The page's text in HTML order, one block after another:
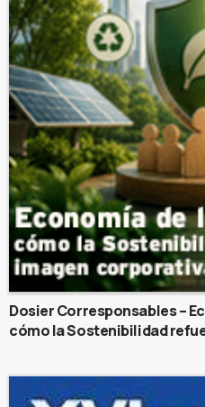
Dosier Corresponsables –
cómo la Sostenibilidad